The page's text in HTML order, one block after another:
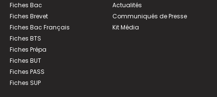
Fiches Bac
Fiches Brevet
Fiches Bac Français
Fiches BTS
Fiches Prépa
Fiches BUT
Fiches PASS
Fiches SUP
Actualités
Communiqués de Presse
Kit Média